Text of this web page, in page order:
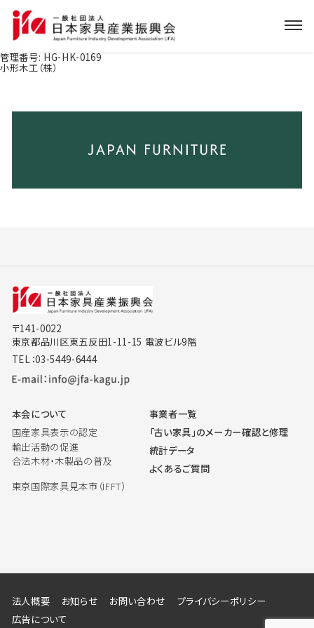
管理番号: HG-HK-0169
小形木工（株）
〒141-0022
東京都品川区東五反田1-11-15 電波ビル9階
TEL：03-5449-6444
本会について
国産家具表示の認定
輸出活動の促進
合法木材・木製品の普及
東京国際家具見本市（IFFT）
事業者一覧
「古い家具」のメーカー確認と修理
統計データ
よくあるご質問
法人概要 お知らせ お問い合わせ
プライバシーポリシー
広告について